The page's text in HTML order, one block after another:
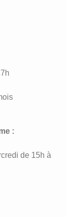
:
de 15h à